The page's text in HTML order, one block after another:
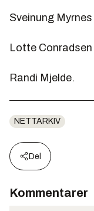
Sveinung Myrnes
Lotte Conradsen
Randi Mjelde.
NETTARKIV
Del
Kommentarer